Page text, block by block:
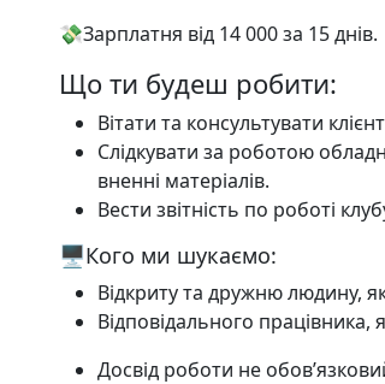
💸Зарплатня від 14 000 за 15 днів.
️Що ти будеш робити:
Вітати та консультувати
Слідкувати за роботою
вненні матеріалів.
Вести звітність по роботі
🖥Кого ми шукаємо:
Відкриту та дружню людину,
Відповідального
Досвід роботи не